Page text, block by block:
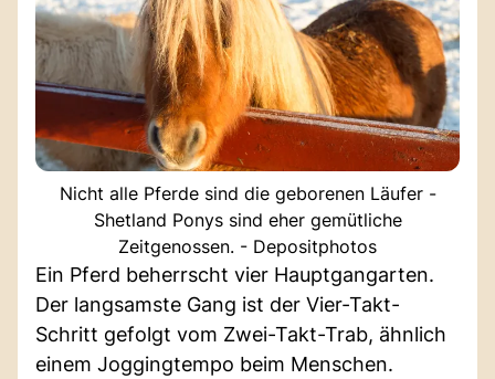
Nicht alle Pferde sind die geborenen Läufer -
Shetland Ponys sind eher gemütliche
Zeitgenossen. - Depositphotos
Ein Pferd beherrscht vier Hauptgangarten.
Der langsamste Gang ist der Vier-Takt-
Schritt gefolgt vom Zwei-Takt-Trab, ähnlich
einem Joggingtempo beim Menschen.